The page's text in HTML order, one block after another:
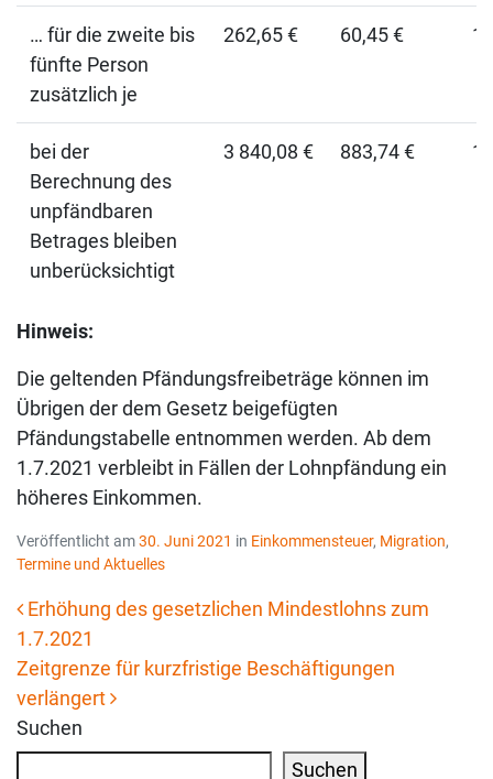
… für die zweite bis
fünfte Person
zusätzlich je
262,65 € 60,45 €
bei der
Berechnung des
unpfändbaren
Betrages bleiben
unberücksichtigt
3 840,08 € 883,74 €
Hinweis:
Die geltenden Pfändungsfreibeträge können im
Übrigen der dem Gesetz beigefügten
Pfändungstabelle entnommen werden. Ab dem
1.7.2021 verbleibt in Fällen der Lohnpfändung ein
höheres Einkommen.
Veröffentlicht am30. Juni 2021 in Einkommensteuer, Migration,
Termine und Aktuelles
Beitrags-Navigation
Erhöhung des gesetzlichen Mindestlohns zum
1.7.2021
Zeitgrenze für kurzfristige Beschäftigungen
verlängert
Suchen
Suchen